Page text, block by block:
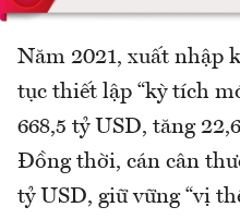
Năm 2021, xuất nhập
tục thiết lập “kỳ tích
668,5 tỷ USD, tăng
Đồng thời, cán cân
tỷ USD, giữ vững “vị